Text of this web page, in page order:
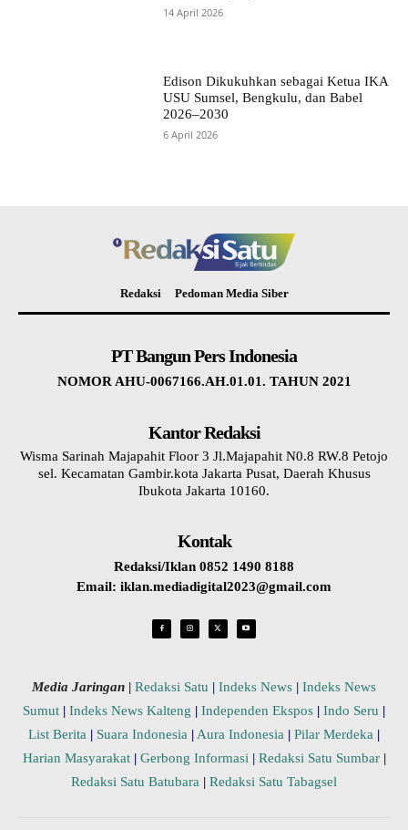
14 April 2026
Edison Dikukuhkan sebagai Ketua IKA
USU Sumsel, Bengkulu, dan Babel
2026–2030
6 April 2026
Redaksi Pedoman Media Siber
PT Bangun Pers Indonesia
NOMOR AHU-0067166.AH.01.01. TAHUN 2021
Kantor Redaksi
Wisma Sarinah Majapahit Floor 3 Jl.Majapahit N0.8 RW.8 Petojo
sel. Kecamatan Gambir.kota Jakarta Pusat, Daerah Khusus
Ibukota Jakarta 10160.
Kontak
Redaksi/Iklan 0852 1490 8188
Email: iklan.mediadigital2023@gmail.com
Media Jaringan | Redaksi Satu | Indeks News | Indeks News
Sumut | Indeks News Kalteng | Independen Ekspos | Indo Seru |
List Berita | Suara Indonesia | Aura Indonesia | Pilar Merdeka |
Harian Masyarakat | Gerbong Informasi | Redaksi Satu Sumbar |
Redaksi Satu Batubara | Redaksi Satu Tabagsel